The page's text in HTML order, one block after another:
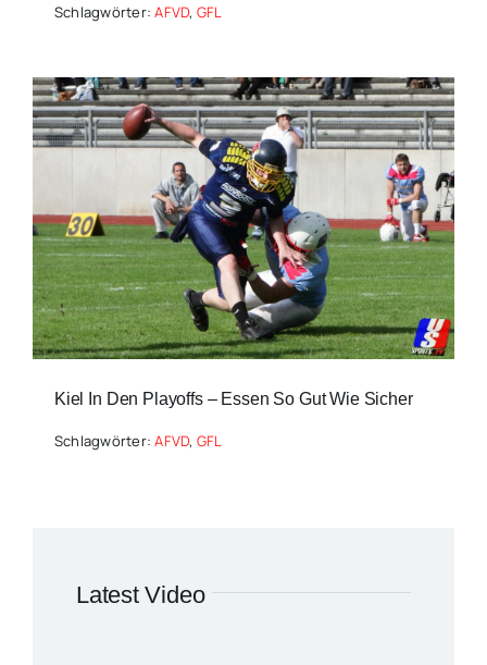
Schlagwörter:AFVD, GFL
Kiel In Den Playoffs – Essen So Gut Wie Sicher
Schlagwörter:AFVD, GFL
Latest Video